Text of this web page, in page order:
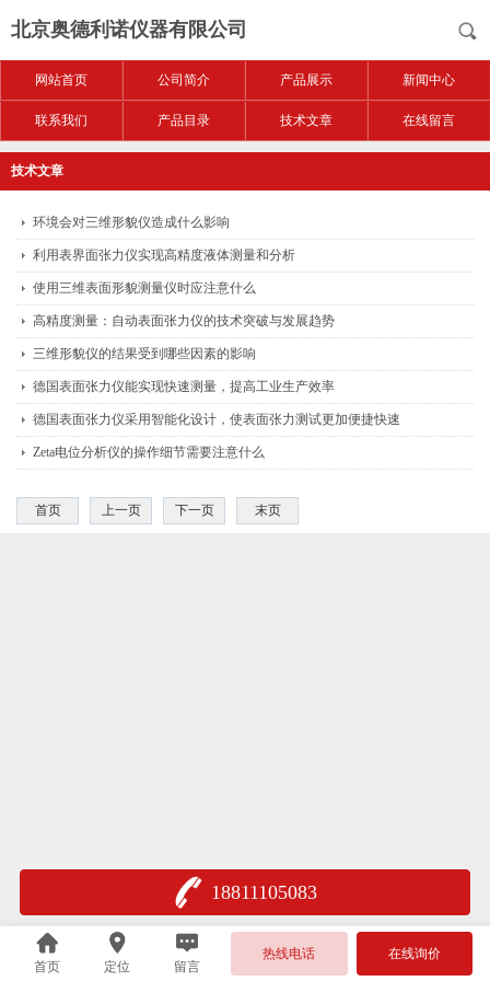
北京奥德利诺仪器有限公司
网站首页 公司简介 产品展示 新闻中心
联系我们 产品目录 技术文章 在线留言
技术文章
环境会对三维形貌仪造成什么影响
利用表界面张力仪实现高精度液体测量和分析
使用三维表面形貌测量仪时应注意什么
高精度测量：自动表面张力仪的技术突破与发展趋势
三维形貌仪的结果受到哪些因素的影响
德国表面张力仪能实现快速测量，提高工业生产效率
德国表面张力仪采用智能化设计，使表面张力测试更加便捷快速
Zeta电位分析仪的操作细节需要注意什么
首页 上一页 下一页 末页
18811105083
首页 定位 留言
热线电话 在线询价